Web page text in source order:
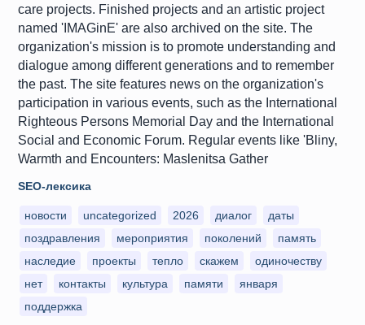
care projects. Finished projects and an artistic project
named 'IMAGinE' are also archived on the site. The
organization's mission is to promote understanding and
dialogue among different generations and to remember
the past. The site features news on the organization's
participation in various events, such as the International
Righteous Persons Memorial Day and the International
Social and Economic Forum. Regular events like 'Bliny,
Warmth and Encounters: Maslenitsa Gather
SEO-лексика
новости uncategorized 2026 диалог
даты
поздравления
мероприятия поколений
память
наследие
проекты тепло скажем
одиночеству
нет
контакты культура памяти
января
поддержка